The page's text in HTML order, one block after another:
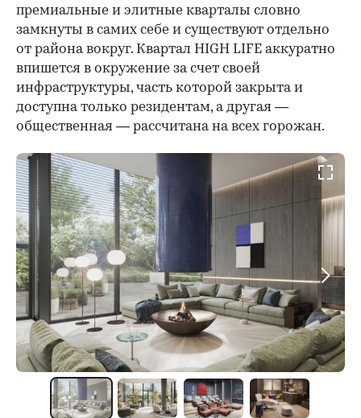
премиальные и элитные кварталы словно
замкнуты в самих себе и существуют отдельно
от района вокруг. Квартал HIGH LIFE аккуратно
впишется в окружение за счет своей
инфраструктуры, часть которой закрыта и
доступна только резидентам, а другая —
общественная — рассчитана на всех горожан.